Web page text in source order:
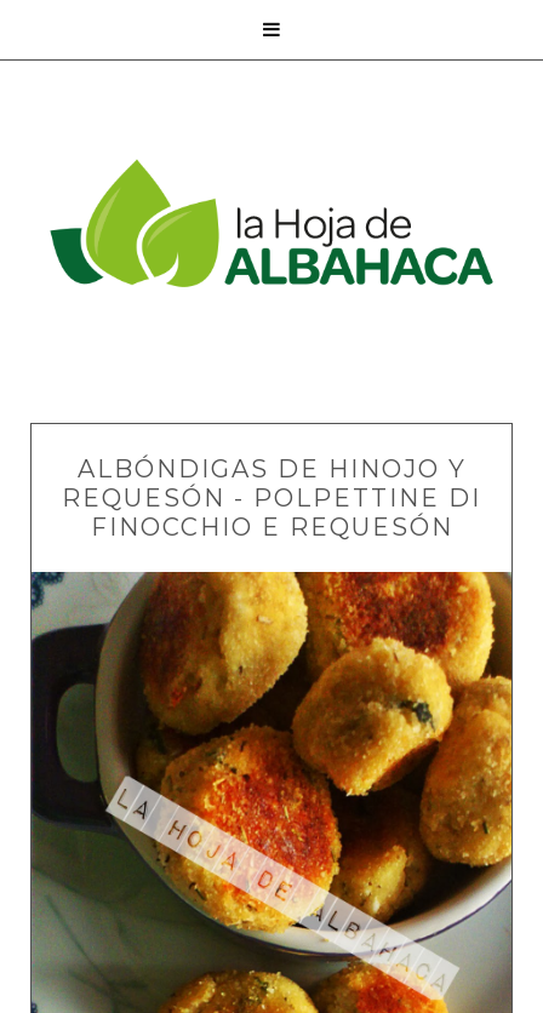

ALBÓNDIGAS DE HINOJO Y
REQUESÓN - POLPETTINE DI
FINOCCHIO E REQUESÓN